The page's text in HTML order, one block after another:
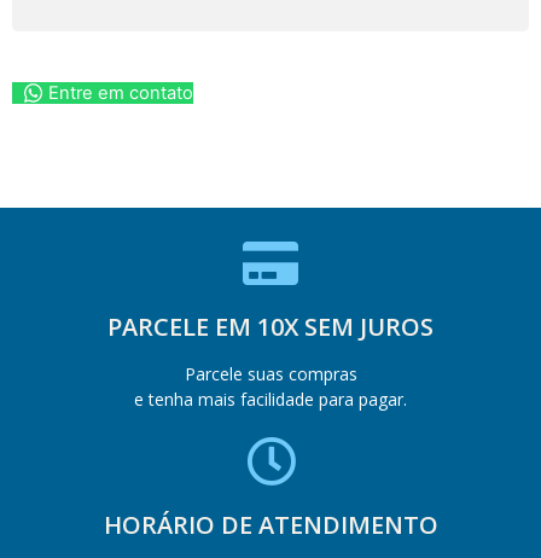
Entre em contato
PARCELE EM 10X SEM JUROS
Parcele suas compras
e tenha mais facilidade para pagar.
HORÁRIO DE ATENDIMENTO